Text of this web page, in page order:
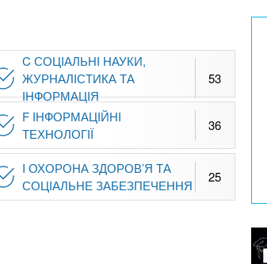
C СОЦІАЛЬНІ НАУКИ,
ЖУРНАЛІСТИКА ТА
ІНФОРМАЦІЯ
53
F ІНФОРМАЦІЙНІ
ТЕХНОЛОГІЇ
36
I ОХОРОНА ЗДОРОВ’Я ТА
СОЦІАЛЬНЕ ЗАБЕЗПЕЧЕННЯ
25